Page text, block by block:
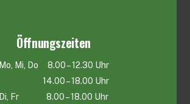
Öffnungszeiten
Mo, Mi, Do 8.00 – 12.30 Uhr
14.00 – 18.00 Uhr
Di, Fr 8.00 – 18.00 Uhr